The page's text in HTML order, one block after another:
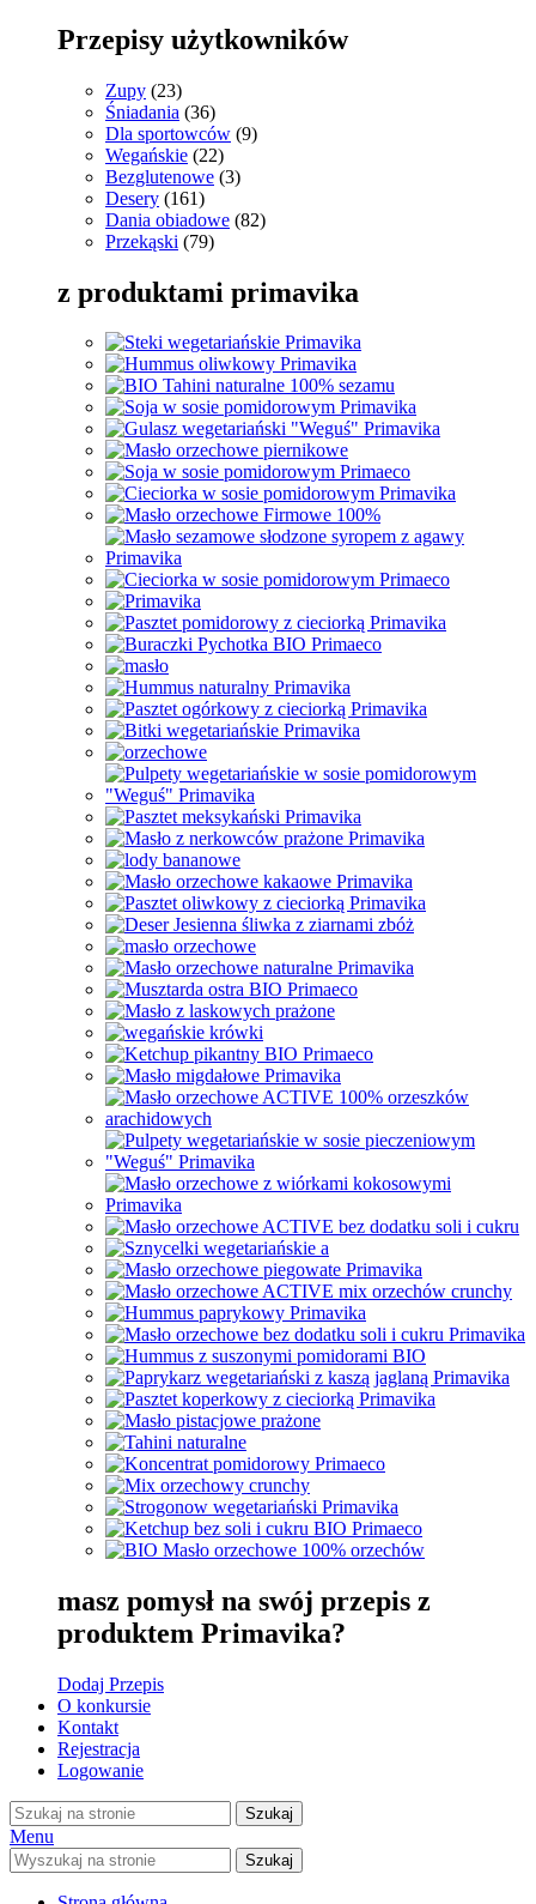
Przepisy użytkowników
Zupy (23)
Śniadania (36)
Dla sportowców (9)
Wegańskie (22)
Bezglutenowe (3)
Desery (161)
Dania obiadowe (82)
Przekąski (79)
z produktami primavika
masz pomysł na swój przepis z
produktem Primavika?
Dodaj Przepis
O konkursie
Kontakt
Rejestracja
Logowanie
Szukaj
Menu
Szukaj